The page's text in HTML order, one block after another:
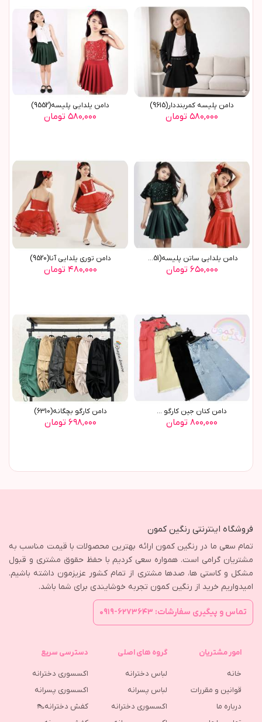
دامن پليسه کمربنددار(9615)
۵۸۰,۰۰۰ تومان
دامن يلدايي پليسه(9552)
۵۸۰,۰۰۰ تومان
دامن يلدايي ساتن پليسه(9551)
۶۵۰,۰۰۰ تومان
دامن توري يلدايي آنا(9520)
۴۸۰,۰۰۰ تومان
دامن کتان جین کارگو ...
۸۰۰,۰۰۰ تومان
دامن کارگو بچگانه(6310)
۶۹۸,۰۰۰ تومان
فروشگاه اینترنتی رنگین کمون
تمام سعی ما در رنگین کمون ارائه بهترین محصولات با قیمت مناسب به
مشتریان گرامی است. همواره سعی کردیم با حفظ حقوق مشتری و قبول
مشکل و کاستی ها، صدها مشتری از تمام کشور عزیزمون داشته باشیم.
امیدواریم خرید از رنگین کمون تجربه خوشایندی برای شما باشد.
تماس و پیگیری سفارشات: ۶۲۷۳۶۴۳-۰۹۱۹
امور مشتریان
خانه
قوانین و مقررات
درباره ما
گروه های اصلی
لباس دخترانه
لباس پسرانه
اکسسوری دخترانه
دسترسی سریع
اکسسوری دخترانه
اکسسوری پسرانه
کفش دخترانه👠